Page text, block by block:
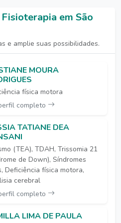
em São
e amplie suas possibilidades.
MOURA
física motora
completo
TATIANE DEA
(TEA), TDAH, Trissomia 21
de Down), Síndromes
Deficiência física motora,
cerebral
completo
LIMA DE PAULA